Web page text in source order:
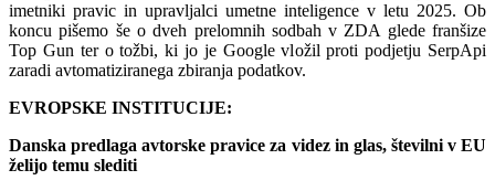
imetniki pravic in upravljalci umetne inteligence v letu 2025. Ob
koncu pišemo še o dveh prelomnih sodbah v ZDA glede franšize
Top Gun ter o tožbi, ki jo je Google vložil proti podjetju SerpApi
zaradi avtomatiziranega zbiranja podatkov.
EVROPSKE INSTITUCIJE:
Danska predlaga avtorske pravice za videz in glas, številni v EU
želijo temu slediti